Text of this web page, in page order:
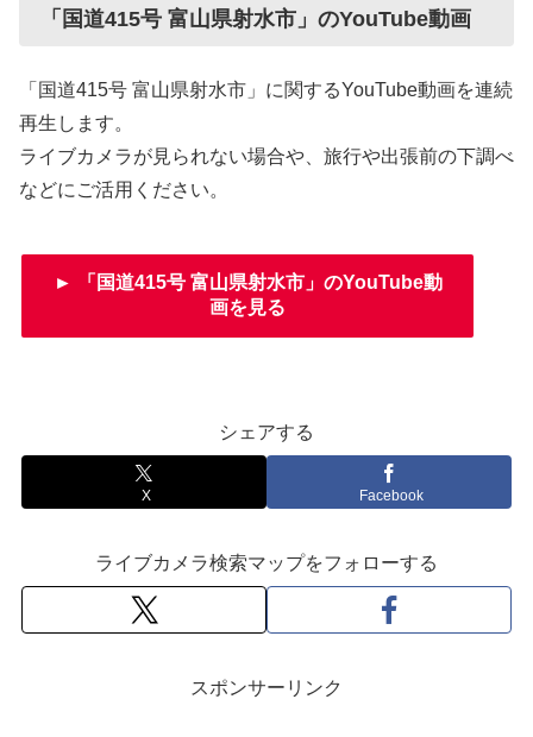
「国道415号 富山県射水市」のYouTube動画
「国道415号 富山県射水市」に関するYouTube動画を連続
再生します。
ライブカメラが見られない場合や、旅行や出張前の下調べ
などにご活用ください。
► 「国道415号 富山県射水市」のYouTube動
画を見る
シェアする
X Facebook
ライブカメラ検索マップをフォローする
スポンサーリンク